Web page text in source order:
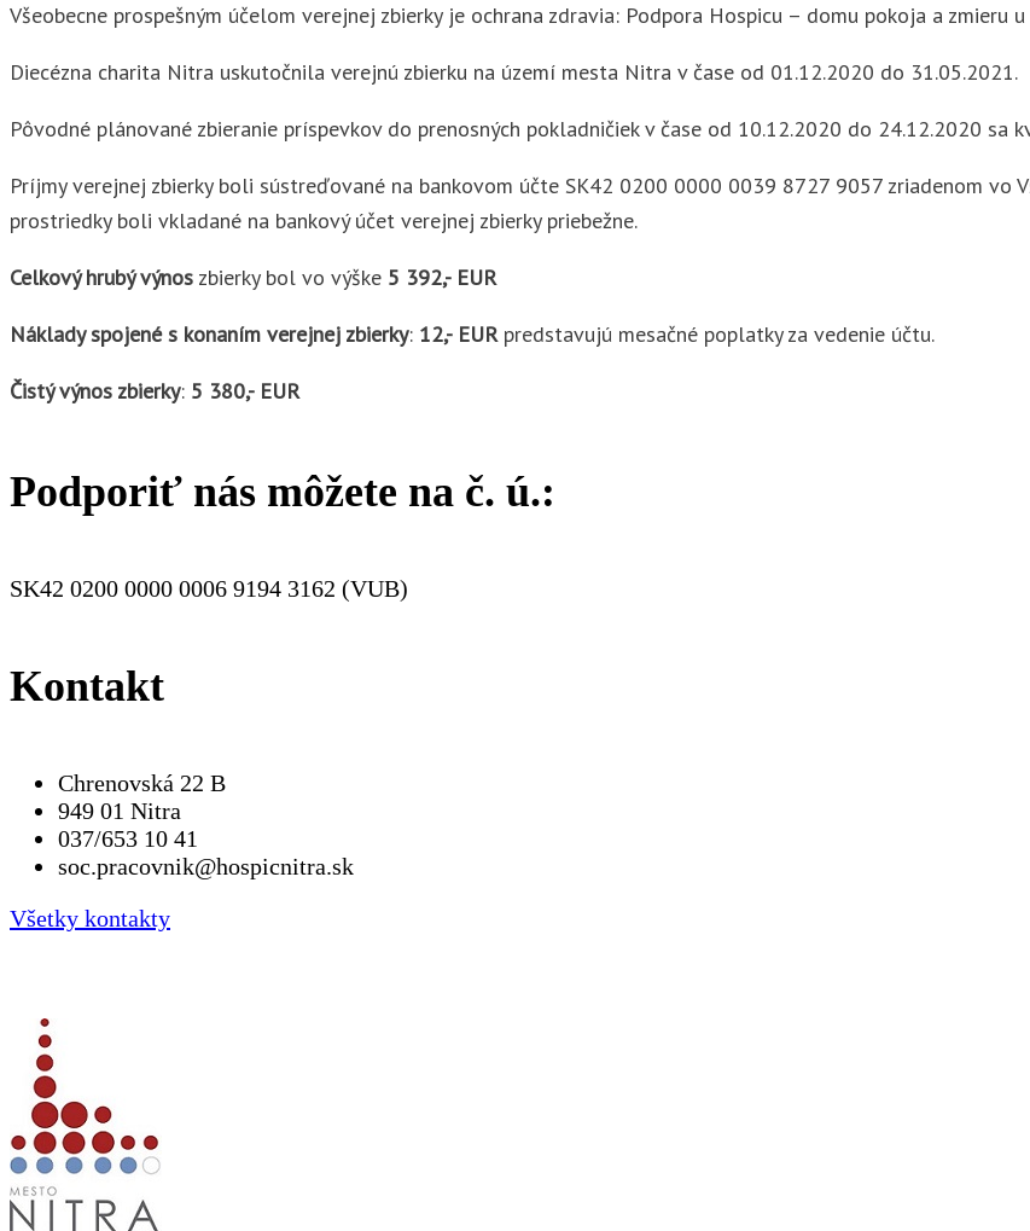
Všeobecne prospešným účelom verejnej zbierky je ochrana zdravia: Podpora Hospicu – domu pokoja a zmieru
Diecézna charita Nitra uskutočnila verejnú zbierku na území mesta Nitra v čase od 01.12.2020 do 31.05.2021.
Pôvodné plánované zbieranie príspevkov do prenosných pokladničiek v čase od 10.12.2020 do 24.12.2020 sa
Príjmy verejnej zbierky boli sústreďované na bankovom účte SK42 0200 0000 0039 8727 9057 zriadenom vo
prostriedky boli vkladané na bankový účet verejnej zbierky priebežne.
Celkový hrubý výnos zbierky bol vo výške 5 392,- EUR
Náklady spojené s konaním verejnej zbierky: 12,- EURpredstavujú mesačné poplatky za vedenie účtu.
Čistý výnos zbierky: 5 380,- EUR
Podporiť nás môžete na č. ú.:
SK42 0200 0000 0006 9194 3162 (VUB)
Kontakt
Chrenovská 22 B
949 01 Nitra
037/653 10 41
soc.pracovnik@hospicnitra.sk
Všetky kontakty